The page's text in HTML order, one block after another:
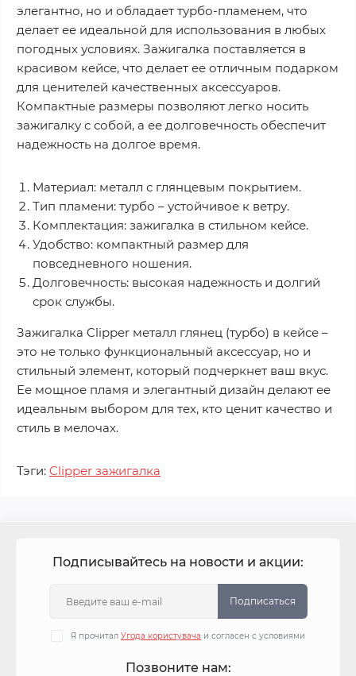
элегантно, но и обладает турбо-пламенем, что
делает ее идеальной для использования в любых
погодных условиях. Зажигалка поставляется в
красивом кейсе, что делает ее отличным подарком
для ценителей качественных аксессуаров.
Компактные размеры позволяют легко носить
зажигалку с собой, а ее долговечность обеспечит
надежность на долгое время.
Материал: металл с глянцевым покрытием.
Тип пламени: турбо – устойчивое к ветру.
Комплектация: зажигалка в стильном кейсе.
Удобство: компактный размер для
повседневного ношения.
Долговечность: высокая надежность и долгий
срок службы.
Зажигалка Clipper металл глянец (турбо) в кейсе –
это не только функциональный аксессуар, но и
стильный элемент, который подчеркнет ваш вкус.
Ее мощное пламя и элегантный дизайн делают ее
идеальным выбором для тех, кто ценит качество и
стиль в мелочах.
Тэги: Clipper зажигалка
Подписывайтесь на новости и акции:
Подписаться
Я прочитал Угода користувача и согласен с условиями
Позвоните нам: